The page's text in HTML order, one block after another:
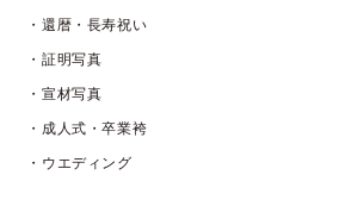
・還暦・長寿祝い
・証明写真
・宣材写真
・成人式・卒業袴
・ウエディング